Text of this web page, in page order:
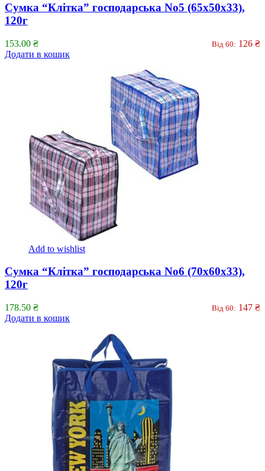
Сумка “Клітка” господарська No5 (65х50х33),
120г
153.00 ₴ Від 60: 126 ₴
Додати в кошик
Add to wishlist
Сумка “Клітка” господарська No6 (70х60х33),
120г
178.50 ₴ Від 60: 147 ₴
Додати в кошик